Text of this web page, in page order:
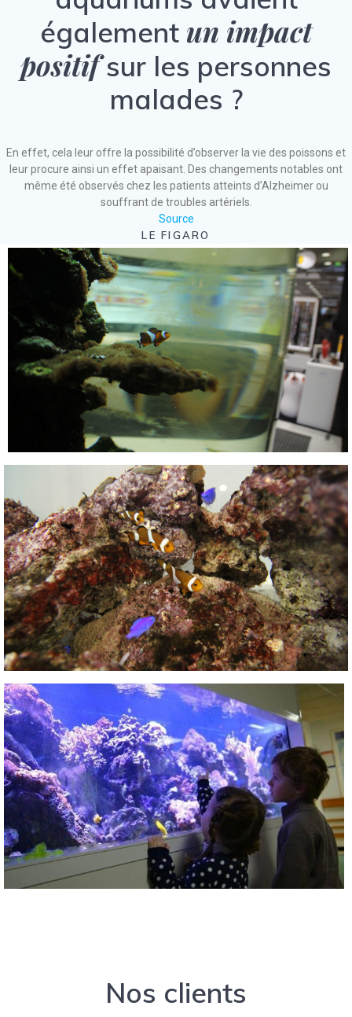
également un impact
positifsur les personnes
malades ?
En effet, cela leur offre la possibilité d’observer la vie des poissons et
leur procure ainsi un effet apaisant. Des changements notables ont
même été observés chez les patients atteints d’Alzheimer ou
souffrant de troubles artériels.
Source
LE FIGARO
Nos clients